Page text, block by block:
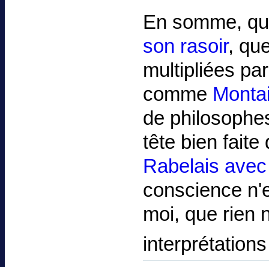
En somme,
son rasoir,
multipliées
comme
de
tête bien faite
Rabelais
conscience
moi, que rien